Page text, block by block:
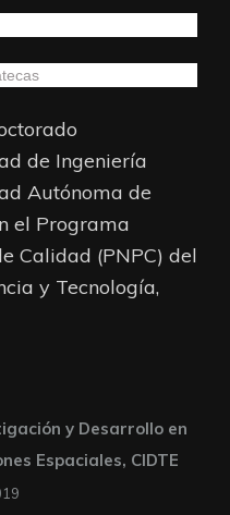
de Ingeniería
Autónoma de
el Programa
Calidad (PNPC) del
y Tecnología,
y Desarrollo en
Espaciales, CIDTE